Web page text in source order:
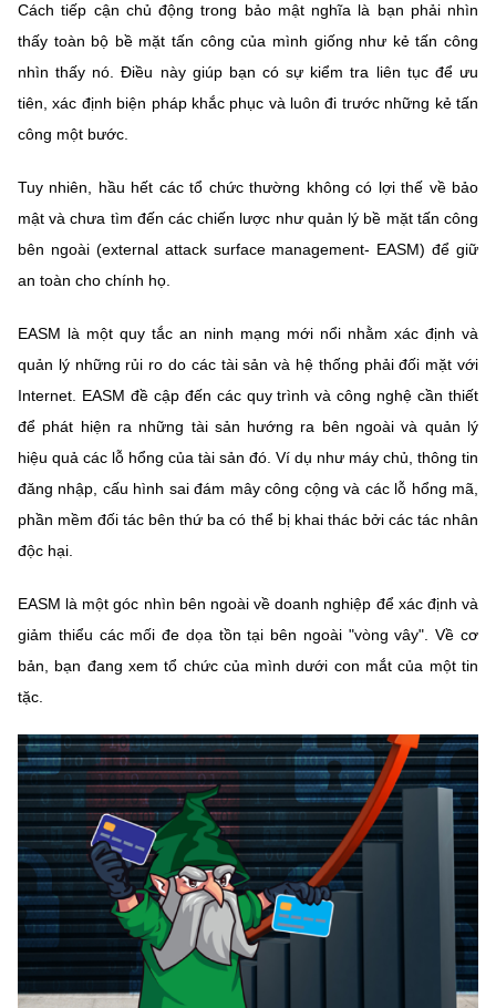
Tin tổng hợp
Tin địa phương
Chuyển đổi số
Bưu chính, Viễn thông
Năng lượng nguyên tử
Videos
Ảnh
Voice
Chọn ngôn ngữ
Vietnamese English
MINISTRY OF SCIENCE AND TECHNOLOGY
Chịu trách nhiệm nội dung: Nguyễn Thị Hải Hằng
Giám đốc Trung tâm Truyền thông Khoa học và Công nghệ.
Địa chỉ: Ban Biên tập Cổng TTĐT - 18 Nguyễn Du, TP. Hà Nội
Điện thoại: 024 3936 9506
©2026 Bản quyền thuộc Bộ Khoa Học và Công Nghệ
(Ghi rõ nguồn "https://mst.gov.vn" khi phát hành lại thông tin từ
website này)
Cách tiếp cận chủ động trong bảo mật nghĩa là bạn phải nhìn
thấy toàn bộ bề mặt tấn công của mình giống như kẻ tấn công
nhìn thấy nó. Điều này giúp bạn có sự kiểm tra liên tục để ưu
tiên, xác định biện pháp khắc phục và luôn đi trước những kẻ tấn
công một bước.
Tuy nhiên, hầu hết các tổ chức thường không có lợi thế về bảo
mật và chưa tìm đến các chiến lược như quản lý bề mặt tấn công
bên ngoài (external attack surface management- EASM) để giữ
an toàn cho chính họ.
EASM là một quy tắc an ninh mạng mới nổi nhằm xác định và
quản lý những rủi ro do các tài sản và hệ thống phải đối mặt với
Internet. EASM đề cập đến các quy trình và công nghệ cần thiết
để phát hiện ra những tài sản hướng ra bên ngoài và quản lý
hiệu quả các lỗ hổng của tài sản đó. Ví dụ như máy chủ, thông tin
đăng nhập, cấu hình sai đám mây công cộng và các lỗ hổng mã,
phần mềm đối tác bên thứ ba có thể bị khai thác bởi các tác nhân
độc hại.
EASM là một góc nhìn bên ngoài về doanh nghiệp để xác định và
giảm thiểu các mối đe dọa tồn tại bên ngoài "vòng vây". Về cơ
bản, bạn đang xem tổ chức của mình dưới con mắt của một tin
tặc.